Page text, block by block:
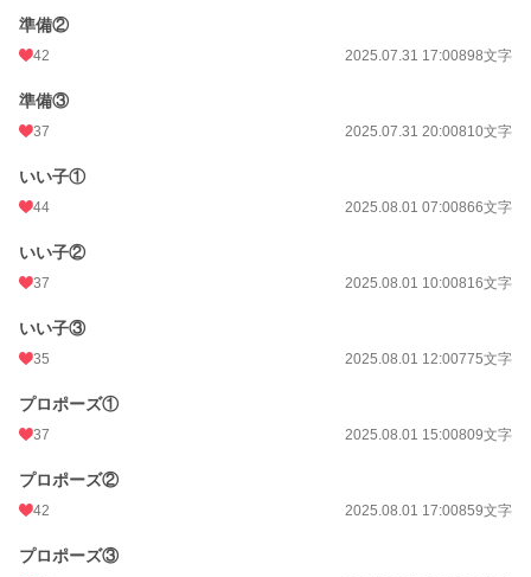
準備②
42 2025.07.31 17:00898文字
準備③
37 2025.07.31 20:00810文字
いい子①
44 2025.08.01 07:00866文字
いい子②
37 2025.08.01 10:00816文字
いい子③
35 2025.08.01 12:00775文字
プロポーズ①
37 2025.08.01 15:00809文字
プロポーズ②
42 2025.08.01 17:00859文字
プロポーズ③